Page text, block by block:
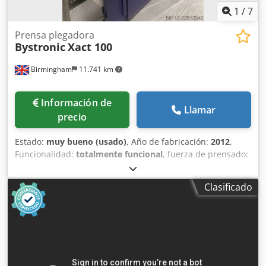
1 /7
Birmingham 11.741 km
Prensa plegadora
BystronicXact 100
Información de
precio
Llamar
Estado: muy bueno (usado), Año de fabricación: 2012,
Funcionalidad: totalmente funcional, fuerza de prensado:
, Equipamiento:
barrera fotoeléctrica de seguridad, En venta: Plegadora
CNC Bystronic Xact 100 (3,1 m x 100 toneladas) Disponible
de inmediato: Una plegadora CNC Bystronic Xact 100
(modelo 2012) excepcionalmente limpia y bien mantenida.
Clasificado